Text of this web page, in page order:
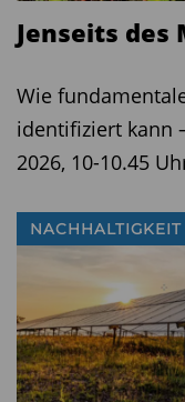
Jenseits
Wie
identifiziert kann
2026, 10-10.45
NACHHALTIGKEIT